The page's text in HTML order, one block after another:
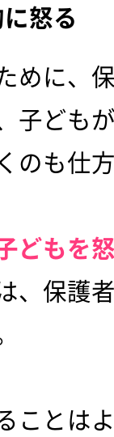
怒る
めに、
子ども
のも仕
どもを
、保護
ことは